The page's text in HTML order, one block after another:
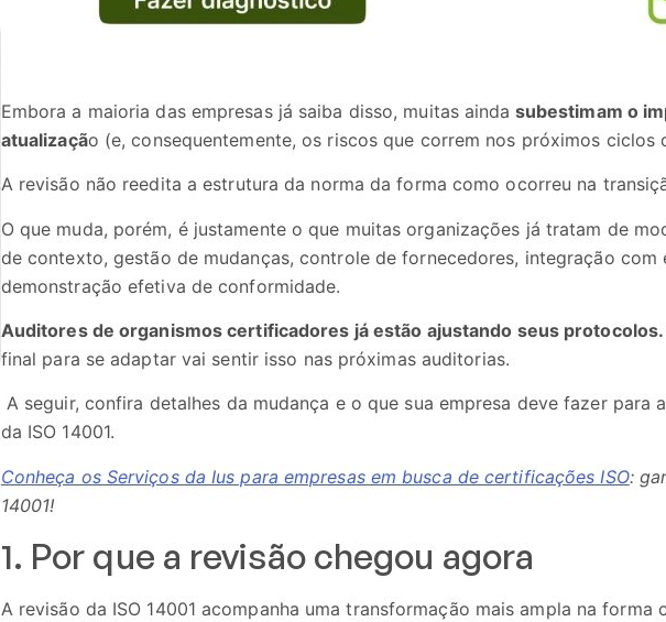
Embora a maioria das empresas já saiba disso, muitas ainda subestimam o
atualização (e, consequentemente, os riscos que correm nos próximos ciclos
A revisão não reedita a estrutura da norma da forma como ocorreu na
O que muda, porém, é justamente o que muitas organizações já tratam de
de contexto, gestão de mudanças, controle de fornecedores, integração com
demonstração efetiva de conformidade.
Auditores de organismos certificadores já estão ajustando seus protocolos.
final para se adaptar vai sentir isso nas próximas auditorias.
A seguir, confira detalhes da mudança e o que sua empresa deve fazer para
da ISO 14001.
Conheça os Serviços da Ius para empresas em busca de certificações ISO:
14001!
1. Por que a revisão chegou agora
A revisão da ISO 14001 acompanha uma transformação mais ampla na forma